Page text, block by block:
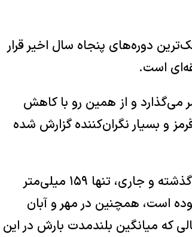
دوره‌های پنجاه سال اخیر قرار
است.
و از همین رو با کاهش
آبی تهران قرمز و بسیار نگران‌‌کننده گزارش شده
به گفته مدیر کل سازمان آبفای استان تهران «در سال آبی گذشته و جاری، تنها ۱۵۹ میلی‌متر
است، همچنین در مهر و آبان
که میانگین بلندمدت بارش در این